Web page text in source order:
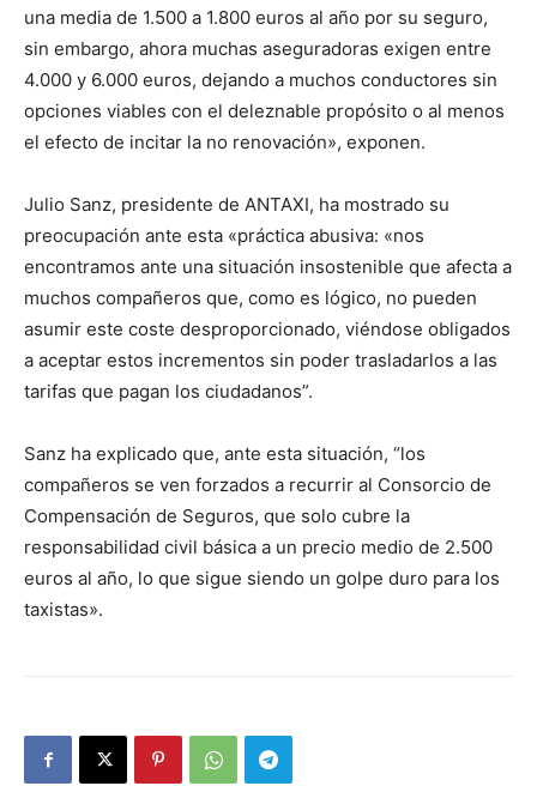
una media de 1.500 a 1.800 euros al año por su seguro,
sin embargo, ahora muchas aseguradoras exigen entre
4.000 y 6.000 euros, dejando a muchos conductores sin
opciones viables con el deleznable propósito o al menos
el efecto de incitar la no renovación», exponen.
Julio Sanz, presidente de ANTAXI, ha mostrado su
preocupación ante esta «práctica abusiva: «nos
encontramos ante una situación insostenible que afecta a
muchos compañeros que, como es lógico, no pueden
asumir este coste desproporcionado, viéndose obligados
a aceptar estos incrementos sin poder trasladarlos a las
tarifas que pagan los ciudadanos”.
Sanz ha explicado que, ante esta situación, “los
compañeros se ven forzados a recurrir al Consorcio de
Compensación de Seguros, que solo cubre la
responsabilidad civil básica a un precio medio de 2.500
euros al año, lo que sigue siendo un golpe duro para los
taxistas».